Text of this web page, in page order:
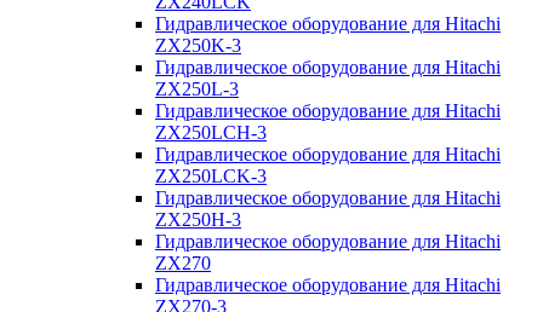
Гидравлическое оборудование для Hitachi
ZX250K-3
Гидравлическое оборудование для Hitachi
ZX250L-3
Гидравлическое оборудование для Hitachi
ZX250LCH-3
Гидравлическое оборудование для Hitachi
ZX250LCK-3
Гидравлическое оборудование для Hitachi
ZX250Н-3
Гидравлическое оборудование для Hitachi
ZX270
Гидравлическое оборудование для Hitachi
ZX270-3